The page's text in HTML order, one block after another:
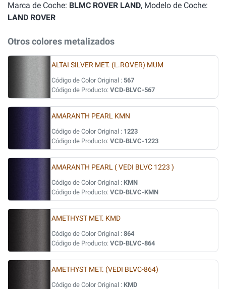
Marca de Coche: BLMC ROVER LAND, Modelo de Coche:
LAND ROVER
Otros colores metalizados
ALTAI SILVER MET. (L.ROVER) MUM
Código de Color Original : 567
Código de Producto: VCD-BLVC-567
AMARANTH PEARL KMN
Código de Color Original : 1223
Código de Producto: VCD-BLVC-1223
AMARANTH PEARL ( VEDI BLVC 1223 )
Código de Color Original : KMN
Código de Producto: VCD-BLVC-KMN
AMETHYST MET. KMD
Código de Color Original : 864
Código de Producto: VCD-BLVC-864
AMETHYST MET. (VEDI BLVC-864)
Código de Color Original : KMD